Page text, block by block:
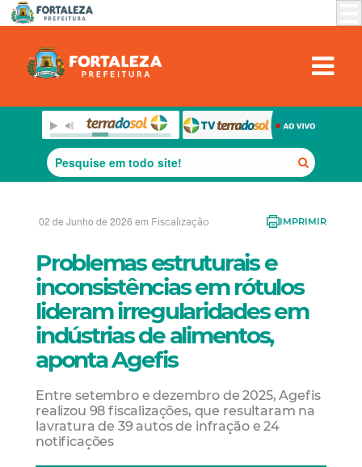
02 de Junho de 2026 em Fiscalização IMPRIMIR
Problemas estruturais e
inconsistências em rótulos
lideram irregularidades em
indústrias de alimentos,
aponta Agefis
Entre setembro e dezembro de 2025, Agefis
realizou 98 fiscalizações, que resultaram na
lavratura de 39 autos de infração e 24
notificações